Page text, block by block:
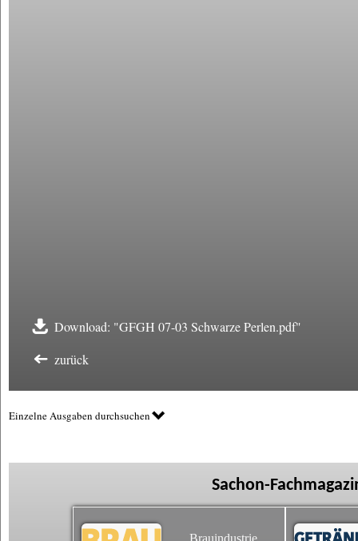
Download: "GFGH 07-03 Schwarze Perlen.pdf"
zurück
Einzelne Ausgaben durchsuchen
Sachon-
Brauindustrie